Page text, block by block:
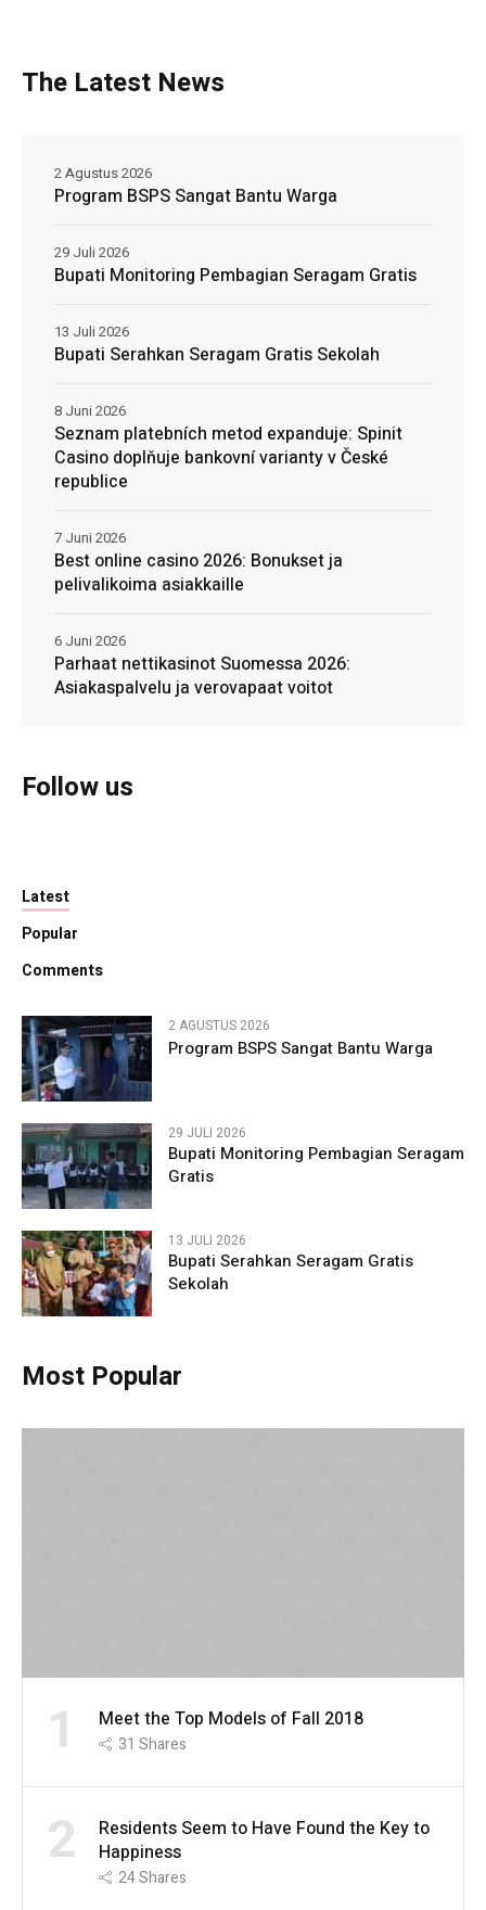
The Latest News
Program BSPS Sangat Bantu Warga
2 Agustus 2026
Bupati Monitoring Pembagian Seragam Gratis
29 Juli 2026
Bupati Serahkan Seragam Gratis Sekolah
13 Juli 2026
Seznam platebních metod expanduje: Spinit
Casino doplňuje bankovní varianty v České
republice
8 Juni 2026
Best online casino 2026: Bonukset ja
pelivalikoima asiakkaille
7 Juni 2026
Parhaat nettikasinot Suomessa 2026:
Asiakaspalvelu ja verovapaat voitot
6 Juni 2026
Follow us
Latest
Popular
Comments
2 AGUSTUS 2026
Program BSPS Sangat Bantu Warga
29 JULI 2026
Bupati Monitoring Pembagian Seragam
Gratis
13 JULI 2026
Bupati Serahkan Seragam Gratis
Sekolah
Most Popular
1 Meet the Top Models of Fall 2018
31 Shares
2
Residents Seem to Have Found the Key to
Happiness
24Shares